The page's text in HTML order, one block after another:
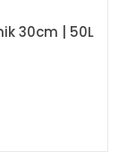
30cm | 50L